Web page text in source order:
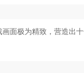
面极为精致，营造出